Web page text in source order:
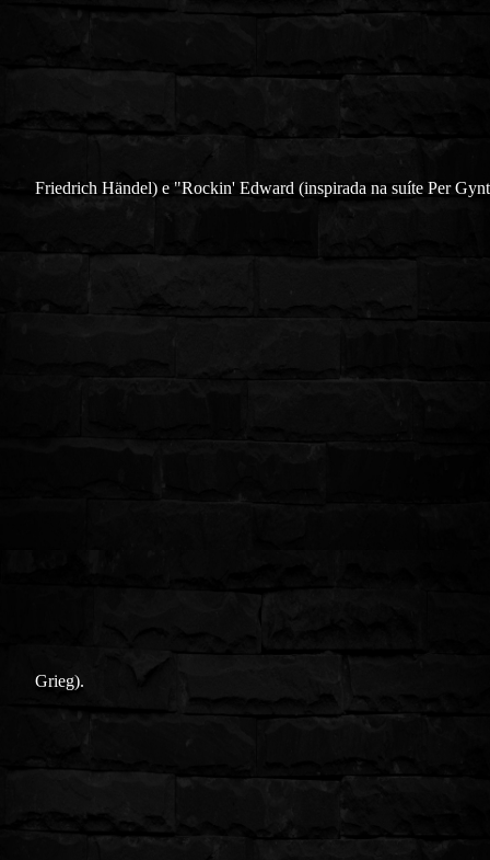
Friedrich Händel) e "Rockin' Edward (inspirada na suíte Per
Grieg).